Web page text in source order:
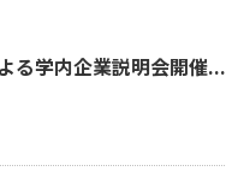
る学内企業説明会開催...